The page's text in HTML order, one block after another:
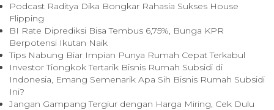
Podcast Raditya Dika Bongkar Rahasia Sukses House
Flipping
BI Rate Diprediksi Bisa Tembus 6,75%, Bunga KPR
Berpotensi Ikutan Naik
Tips Nabung Biar Impian Punya Rumah Cepat Terkabul
Investor Tiongkok Tertarik Bisnis Rumah Subsidi di
Indonesia, Emang Semenarik Apa Sih Bisnis Rumah Subsidi
Ini?
Jangan Gampang Tergiur dengan Harga Miring, Cek Dulu